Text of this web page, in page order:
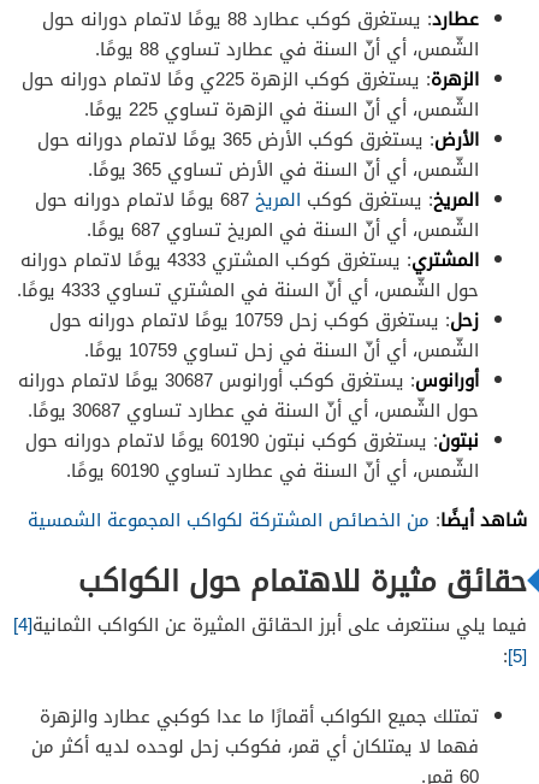
عطارد
: يستغرق كوكب عطارد 88 يومًا لاتمام دورانه حول
الشّمس، أي أنّ السنة في عطارد تساوي 88 يومًا.
الزهرة
: يستغرق كوكب الزهرة 225ي ومًا لاتمام دورانه حول
الشّمس، أي أنّ السنة في الزهرة تساوي 225 يومًا.
الأرض
: يستغرق كوكب الأرض 365 يومًا لاتمام دورانه حول
الشّمس، أي أنّ السنة في الأرض تساوي 365 يومًا.
المريخ: يستغرق كوكب المريخ
687 يومًا لاتمام دورانه حول
الشّمس، أي أنّ السنة في المريخ تساوي 687 يومًا.
المشتري
: يستغرق كوكب المشتري 4333 يومًا لاتمام دورانه
حول الشّمس، أي أنّ السنة في المشتري تساوي 4333 يومًا.
زحل
: يستغرق كوكب زحل 10759 يومًا لاتمام دورانه حول
الشّمس، أي أنّ السنة في زحل تساوي 10759 يومًا.
أورانوس
: يستغرق كوكب أورانوس 30687 يومًا لاتمام دورانه
حول الشّمس، أي أنّ السنة في عطارد تساوي 30687 يومًا.
نبتون
: يستغرق كوكب نبتون 60190 يومًا لاتمام دورانه حول
الشّمس، أي أنّ السنة في عطارد تساوي 60190 يومًا.
شاهد أيضًا: من الخصائص المشتركة لكواكب المجموعة الشمسية
حقائق مثيرة للاهتمام حول الكواكب
فيما يلي سنتعرف على أبرز الحقائق المثيرة عن الكواكب الثمانية[4]
[5]
:
تمتلك جميع الكواكب أقمارًا ما عدا كوكبي عطارد والزهرة
فهما لا يمتلكان أي قمر، فكوكب زحل لوحده لديه أكثر من
60 قمر.